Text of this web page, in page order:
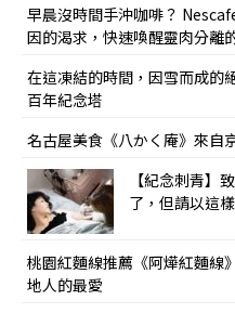
早晨沒時間手沖咖啡？
因的渴求，快速喚醒靈肉分離
在這凍結的時間，因雪而成的
百年紀念塔
名古屋美食《八かく庵》來自
【紀念刺青】
了，但請以這
桃園紅麵線推薦《阿燁紅麵線
地人的最愛